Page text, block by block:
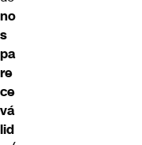
no
s
pa
re
ce
vá
lid